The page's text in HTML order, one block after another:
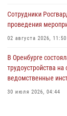
Сотрудники
проведения
02 августа 2026, 11:50
В Оренбурге
трудоустройства
ведомственные
30 июля 2026, 04:44